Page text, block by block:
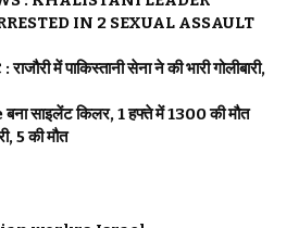
IN 2 SEXUAL ASSAULT
में पाकिस्तानी सेना ने की भारी गोलीबारी,
साइलेंट किलर, 1 हफ्ते में 1300 की मौत
5 की मौत